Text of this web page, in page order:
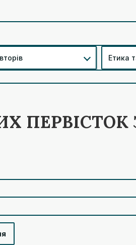
Етика